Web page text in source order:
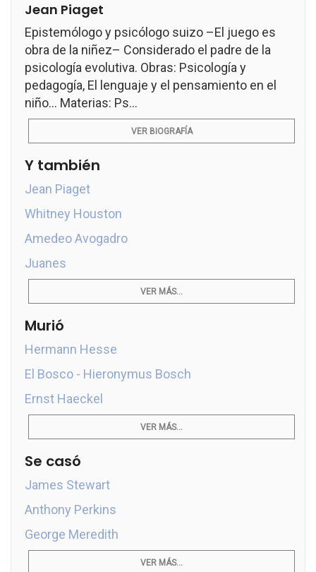
Jean Piaget
Epistemólogo y psicólogo suizo –El juego es
obra de la niñez– Considerado el padre de la
psicología evolutiva. Obras: Psicología y
pedagogía, El lenguaje y el pensamiento en el
niño... Materias: Ps...
VER BIOGRAFÍA
Y también
Jean Piaget
Whitney Houston
Amedeo Avogadro
Juanes
VER MÁS...
Murió
Hermann Hesse
El Bosco - Hieronymus Bosch
Ernst Haeckel
VER MÁS...
Se casó
James Stewart
Anthony Perkins
George Meredith
VER MÁS...